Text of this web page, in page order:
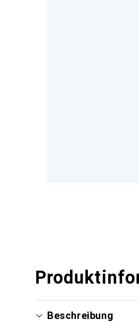
Beschreibung